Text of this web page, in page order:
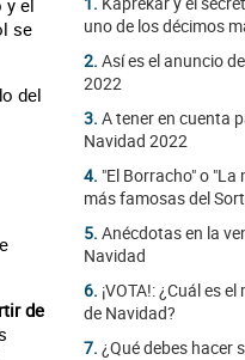
y el
se
del
de
uno de los décimos
2. Así es el anuncio
2022
3. A tener en cuenta
Navidad 2022
4. "El Borracho" o
más famosas del
5. Anécdotas en la
Navidad
6. ¡VOTA!: ¿Cuál es
de Navidad?
7. ¿Qué debes hacer